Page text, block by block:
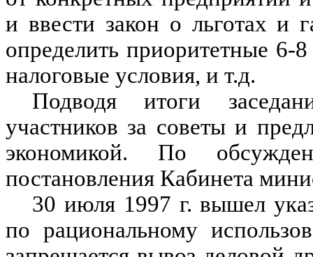
и ввести закон о льготах и
определить приоритетные 6-
налоговые условия, и т.д.
Подводя итоги
участников за советы и
экономикой. По
постановления Кабинета
30 июля 1997 г. вышел
по рациональному